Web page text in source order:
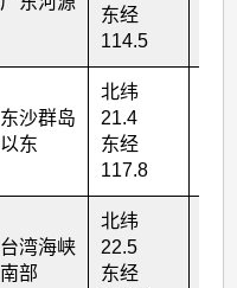
东经
114.5
东沙群岛
以东
北纬
21.4
东经
117.8
台湾海峡
南部
北纬
22.5
东经